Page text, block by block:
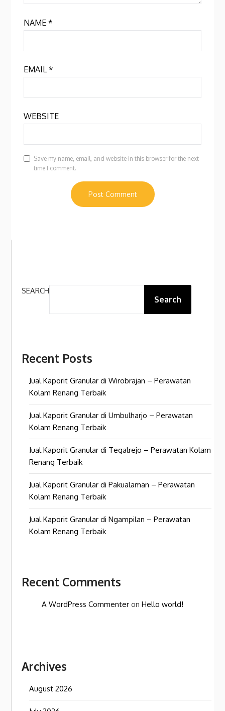
NAME*
EMAIL*
WEBSITE
Save my name, email, and website in this browser for the next
time I comment.
SEARCH
Search
Recent Posts
Jual Kaporit Granular di Wirobrajan – Perawatan
Kolam Renang Terbaik
Jual Kaporit Granular di Umbulharjo – Perawatan
Kolam Renang Terbaik
Jual Kaporit Granular di Tegalrejo – Perawatan Kolam
Renang Terbaik
Jual Kaporit Granular di Pakualaman – Perawatan
Kolam Renang Terbaik
Jual Kaporit Granular di Ngampilan – Perawatan
Kolam Renang Terbaik
Recent Comments
A WordPress Commenter onHello world!
Archives
August 2026